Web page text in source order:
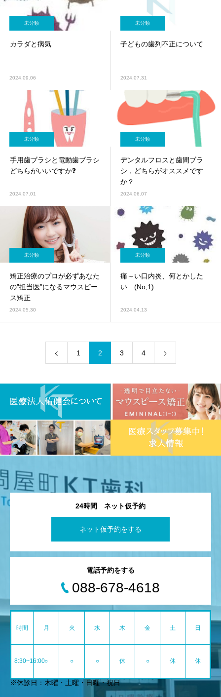
未分類
カラダと病気
2024.09.06
未分類
子どもの歯列不正について
2024.07.31
未分類
手用歯ブラシと電動歯ブラシ
どちらがいいですか❓
2024.07.01
未分類
デンタルフロスと歯間ブラ
シ，どちらがオススメです
か？
2024.06.07
未分類
矯正治療のプロが必ずあなた
の”担当医”になるマウスピー
ス矯正
2024.05.30
未分類
痛～い口内炎、何とかした
い (No,1)
2024.04.13
1 2 3 4
24時間 ネット仮予約
ネット仮予約をする
電話予約をする
088-678-4618
時間 月 火 水 木 金 土 日
8:30~16:00○ ○ ○ 休 ○ 休 休
※休診日：木曜・土曜・日曜・祝日